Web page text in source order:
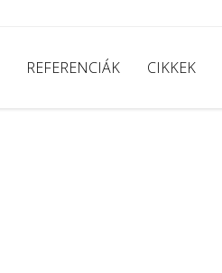
REFERENCIÁK CIKKEK